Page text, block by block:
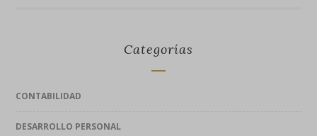
Categorías
CONTABILIDAD
DESARROLLO PERSONAL